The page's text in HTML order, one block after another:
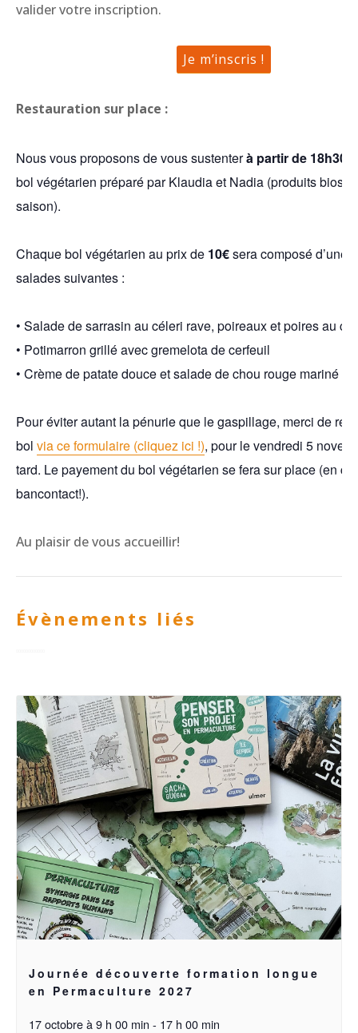
valider votre inscription.
Je m’inscris !
Restauration sur place :
Nous vous proposons de vous sustenterà partir de 18h30
bol végétarien préparé par Klaudia et Nadia (produits bios,
saison).
Chaque bol végétarien au prix de 10€sera composé d’une
salades suivantes :
• Salade de sarrasin au céleri rave, poireaux et poires au
• Potimarron grillé avec gremelota de cerfeuil
• Crème de patate douce et salade de chou rouge mariné
Pour éviter autant la pénurie que le gaspillage, merci de
bol via ce formulaire (cliquez ici !), pour le vendredi 5
tard. Le payement du bol végétarien se fera sur place (en
bancontact!).
Au plaisir de vous accueillir!
Évènements liés
Journée découverte formation longue
en Permaculture 2027
17 octobre à 9 h 00 min - 17 h 00 min